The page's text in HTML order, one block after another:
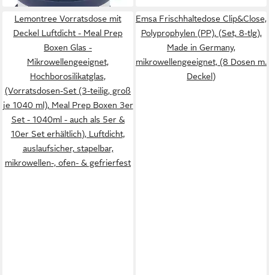
Lemontree Vorratsdose mit
Deckel Luftdicht - Meal Prep
Boxen Glas -
Mikrowellengeeignet,
Hochborosilikatglas,
(Vorratsdosen-Set (3-teilig, groß
je 1040 ml), Meal Prep Boxen 3er
Set - 1040ml - auch als 5er &
10er Set erhältlich), Luftdicht,
auslaufsicher, stapelbar,
mikrowellen-, ofen- & gefrierfest
Emsa Frischhaltedose Clip&Close,
Polyprophylen (PP), (Set, 8-tlg),
Made in Germany,
mikrowellengeeignet, (8 Dosen m.
Deckel)